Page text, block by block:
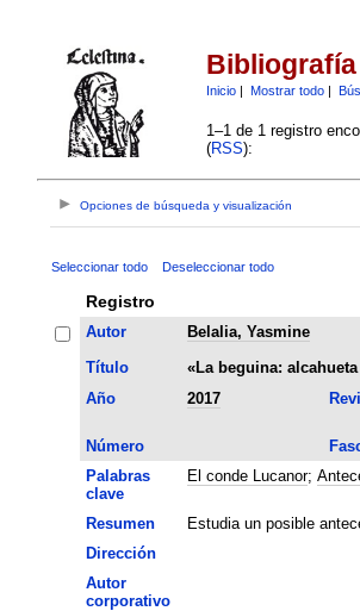
Inicio| Mostrar todo|
1–1 de 1 registro
(RSS):
Opciones de búsqueda y visualización
Seleccionar todo Deseleccionar todo
Registro
Autor
Belalia, Yasmine
Título
«La beguina:
Año
2017
Número
Palabras
clave
El conde Lucanor;
Resumen
Estudia un posible
Dirección
Autor
corporativo